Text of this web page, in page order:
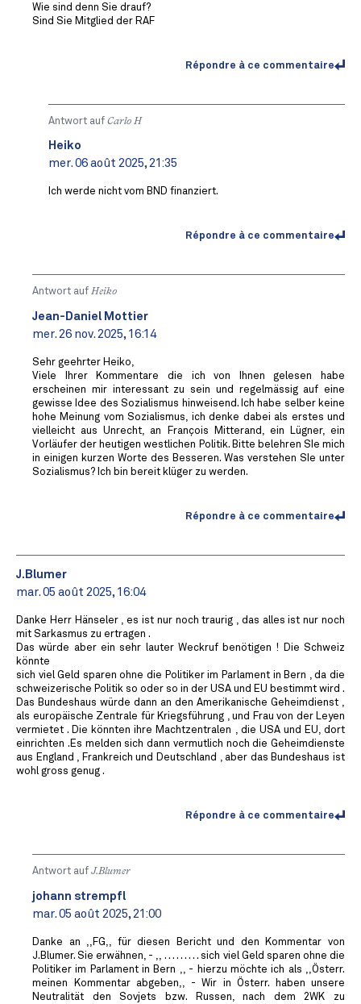
Wie sind denn Sie drauf?
Sind Sie Mitglied der RAF
Répondre à ce commentaire
Antwort auf Carlo H
Heiko
mer. 06 août 2025, 21:35
Ich werde nicht vom BND finanziert.
Répondre à ce commentaire
Antwort auf Heiko
Jean-Daniel Mottier
mer. 26 nov. 2025, 16:14
Sehr geehrter Heiko,
Viele Ihrer Kommentare die ich von Ihnen gelesen habe
erscheinen mir interessant zu sein und regelmässig auf eine
gewisse Idee des Sozialismus hinweisend. Ich habe selber keine
hohe Meinung vom Sozialismus, ich denke dabei als erstes und
vielleicht aus Unrecht, an François Mitterand, ein Lügner, ein
Vorläufer der heutigen westlichen Politik. Bitte belehren SIe mich
in einigen kurzen Worte des Besseren. Was verstehen SIe unter
Sozialismus? Ich bin bereit klüger zu werden.
Répondre à ce commentaire
J.Blumer
mar. 05 août 2025, 16:04
Danke Herr Hänseler , es ist nur noch traurig , das alles ist nur noch
mit Sarkasmus zu ertragen .
Das würde aber ein sehr lauter Weckruf benötigen ! Die Schweiz
könnte
sich viel Geld sparen ohne die Politiker im Parlament in Bern , da die
schweizerische Politik so oder so in der USA und EU bestimmt wird .
Das Bundeshaus würde dann an den Amerikanische Geheimdienst ,
als europäische Zentrale für Kriegsführung , und Frau von der Leyen
vermietet . Die könnten ihre Machtzentralen , die USA und EU, dort
einrichten .Es melden sich dann vermutlich noch die Geheimdienste
aus England , Frankreich und Deutschland , aber das Bundeshaus ist
wohl gross genug .
Répondre à ce commentaire
Antwort auf J.Blumer
johann strempfl
mar. 05 août 2025, 21:00
Danke an ,,FG,, für diesen Bericht und den Kommentar von
J.Blumer. Sie erwähnen, - ,, . . . . . . . . . sich viel Geld sparen ohne die
Politiker im Parlament in Bern ,, - hierzu möchte ich als ,,Österr.
meinen Kommentar abgeben,, - Wir in Österr. haben unsere
Neutralität den Sovjets bzw. Russen, nach dem 2WK zu